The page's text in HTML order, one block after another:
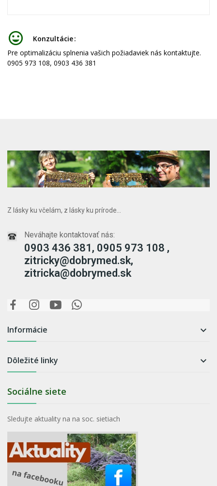
Konzultácie
Pre optimalizáciu splnenia vašich požiadaviek nás kontaktujte.
0905 973 108, 0903 436 381
Z lásky ku včelám, z lásky ku prírode...
Neváhajte kontaktovať nás:
0903 436 381, 0905 973 108 ,
zitricky@dobrymed.sk,
zitricka@dobrymed.sk
Informácie 
Dôležité linky 
Sociálne siete
Sledujte aktuality na na soc. sietiach